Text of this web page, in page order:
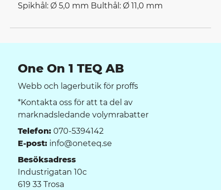
Spikhål: Ø 5,0 mm Bulthål: Ø 11,0 mm
One On 1 TEQ AB
Webb och lagerbutik för proffs
*Kontakta oss för att ta del av
marknadsledande volymrabatter
Telefon: 070-5394142
E-post: info@oneteq.se
Besöksadress
Industrigatan 10c
619 33 Trosa